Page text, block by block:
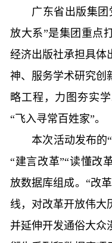
广东省出版集团
放大系”是集团重点
经济出版社承担具体
神、服务学术研究创
略工程，力图夯实
“飞入寻常百姓家”。
本次活动发布的“
“建言改革”“读懂改
放数据库组成。“改
线，对改革开放伟大
并延伸开发通俗大众